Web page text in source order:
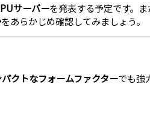
サーバーを発表する予定です。
をあらかじめ確認してみましょう。
パクトなフォームファクターでも強